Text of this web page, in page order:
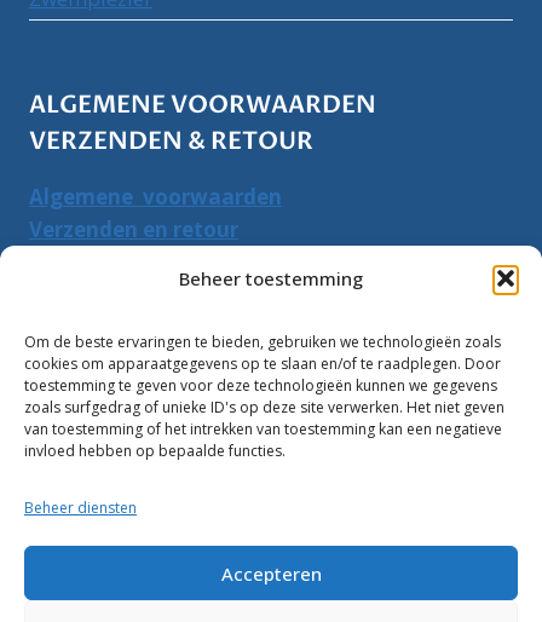
Beheer toestemming
Om de beste ervaringen te bieden, gebruiken we technologieën zoals
cookies om apparaatgegevens op te slaan en/of te raadplegen. Door
toestemming te geven voor deze technologieën kunnen we gegevens
zoals surfgedrag of unieke ID's op deze site verwerken. Het niet geven
van toestemming of het intrekken van toestemming kan een negatieve
invloed hebben op bepaalde functies.
Beheer diensten
Accepteren
ALGEMENE VOORWAARDEN
VERZENDEN & RETOUR
Algemene voorwaarden
Verzenden en retour
PRODUCTEN ZOEKEN
Zoeken
naar:
Zoeken
10